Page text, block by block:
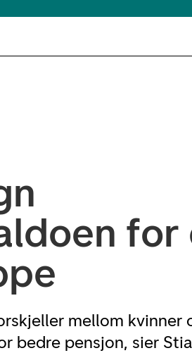
for
mellom kvinner
bedre pensjon, sier